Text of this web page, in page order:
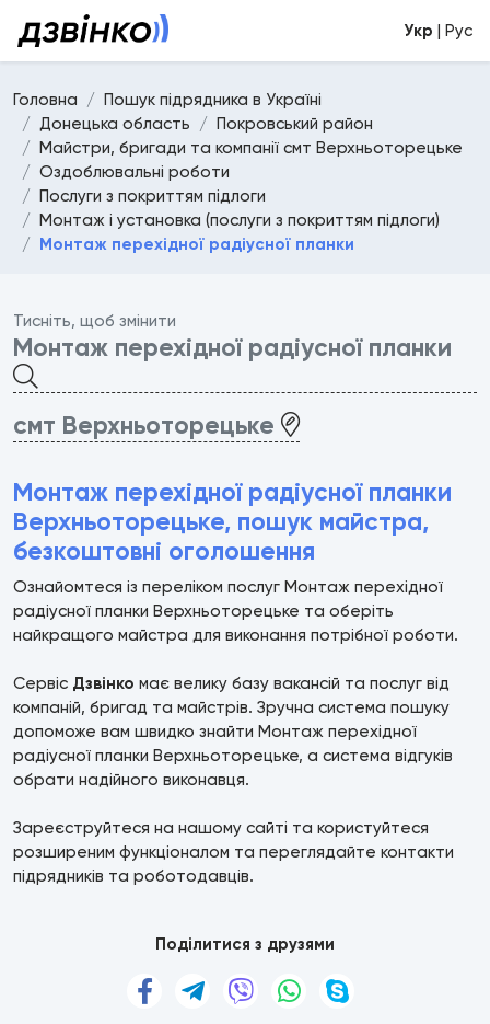
Укр | Рус
Головна
Пошук підрядника в Україні
Донецька область
Покровський район
Майстри, бригади та компанії смт Верхньоторецьке
Оздоблювальні роботи
Послуги з покриттям підлоги
Монтаж і установка (послуги з покриттям підлоги)
Монтаж перехідної радіусної планки
Тисніть, щоб змінити
Монтаж перехідної радіусної планки
смт Верхньоторецьке
Монтаж перехідної радіусної планки
Верхньоторецьке, пошук майстра,
безкоштовні оголошення
Ознайомтеся із переліком послуг Монтаж перехідної
радіусної планки Верхньоторецьке та оберіть
найкращого майстра для виконання потрібної роботи.
Сервіс Дзвінко має велику базу вакансій та послуг від
компаній, бригад та майстрів. Зручна система пошуку
допоможе вам швидко знайти Монтаж перехідної
радіусної планки Верхньоторецьке, а система відгуків
обрати надійного виконавця.
Зареєструйтеся на нашому сайті та користуйтеся
розширеним функціоналом та переглядайте контакти
підрядників та роботодавців.
Поділитися з друзями